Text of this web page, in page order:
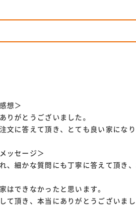
想＞
りがとうございました。
文に答えて頂き、とても良い家になり
ッセージ＞
、細かな質問にも丁寧に答えて頂き
はできなかったと思います。
て頂き、本当にありがとうございまし